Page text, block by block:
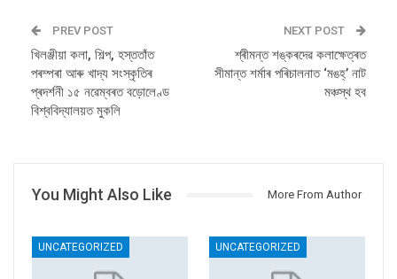
PREV POST
খিলঞ্জীয়া কলা, শিল্প, হস্ততাঁত
পৰম্পৰা আৰু খাদ্য সংস্কৃতিৰ
প্ৰদৰ্শনী ১৫ নৱেম্বৰত বড়োলেণ্ড
বিশ্ববিদ্যালয়ত মুকলি
NEXT POST
শ্ৰীমন্ত শঙ্কৰদেৱ কলাক্ষেত্ৰত
সীমান্ত শৰ্মাৰ পৰিচালনাত ‘মঙহ্’ নাট
মঞ্চস্থ হব
You Might Also Like More From Author
UNCATEGORIZED UNCATEGORIZED